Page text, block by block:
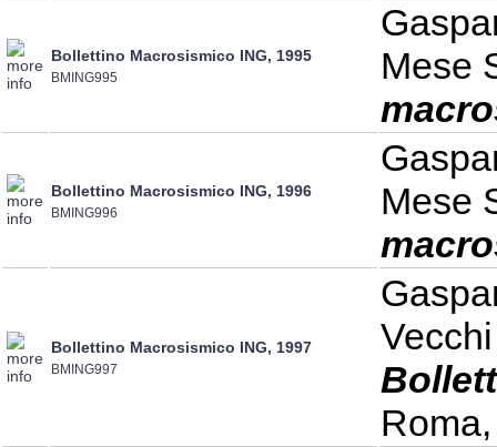
Bollettino Macrosismico ING, 1995
BMING995
Mese
Bollettino Macrosismico ING, 1996
BMING996
Mese
Bollettino Macrosismico ING, 1997
BMING997